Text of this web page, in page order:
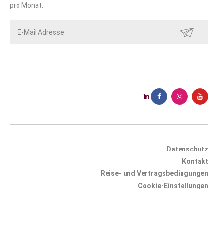
pro Monat.
SENDEN
Datenschutz
Kontakt
Reise- und Vertragsbedingungen
Cookie-Einstellungen